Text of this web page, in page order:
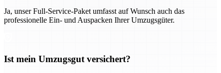
Ja, unser Full-Service-Paket umfasst auf Wunsch auch das
professionelle Ein- und Auspacken Ihrer Umzugsgüter.
Ist mein Umzugsgut versichert?